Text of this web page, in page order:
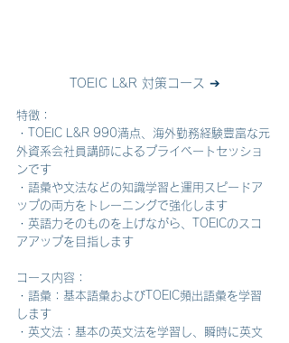
TOEIC L&R 対策コース ➔
特徴：
・TOEIC L&R 990満点、海外勤務経験豊富な元
外資系会社員講師によるプライベートセッショ
ンです
・語彙や文法などの知識学習と運用スピードア
ップの両方をトレーニングで強化します
・英語力そのものを上げながら、TOEICのスコ
アアップを目指します
コース内容：
・語彙：基本語彙およびTOEIC頻出語彙を学習
します
・英文法：基本の英文法を学習し、瞬時に英文